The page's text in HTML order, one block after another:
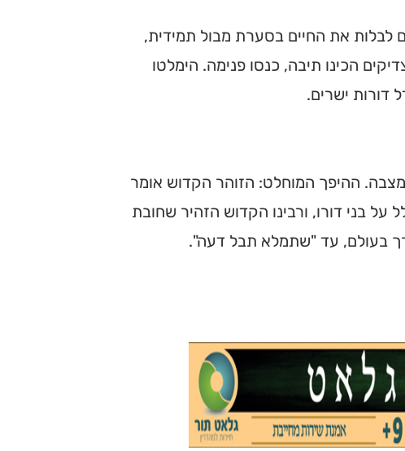
את החיים בסערת מבול תמידית,
הכינו תיבה, כנסו פנימה. הימלטו
דורות ישרים.
ההיפך המוחלט: הזוהר הקדוש אומר
בני דורו, ורבינו הקדוש הזהיר שחובת
בעולם, עד "שתמלא תבל דעה".